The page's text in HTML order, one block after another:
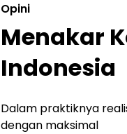
Opini
Menakar
Indonesia
Dalam praktiknya
dengan maksimal